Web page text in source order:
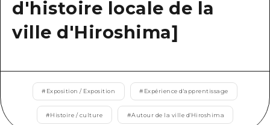
Guide bénévole
Vidéo d'Hiroshima
Téléchargement de Photos
Informations sur le transport en
d'histoire locale de la
ville d'Hiroshima]
# Exposition / Exposition # Expérience d'apprentissage
#Histoire / culture #Autour de la ville d'Hiroshima